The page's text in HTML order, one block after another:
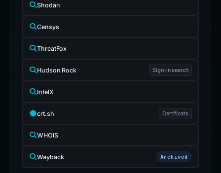
Shodan
Censys
ThreatFox
Hudson Rock Sign-in search
IntelX
crt.sh Certificats
WHOIS
Wayback Archived